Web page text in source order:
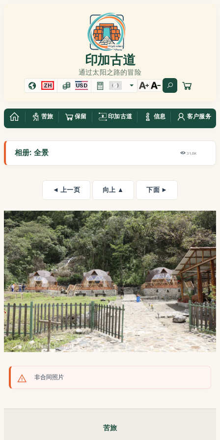
印加古道
通过太阳之路的冒险
ZH USD
苦旅 保留 印加古道 信息 客户服务
相册: 全景 31,6K
◄ 上一页 向上 ▲ 下面 ►
非合同照片
苦旅